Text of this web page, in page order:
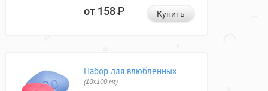
от 158Р Купить
Набор для влюбленных
(10х100 мг)